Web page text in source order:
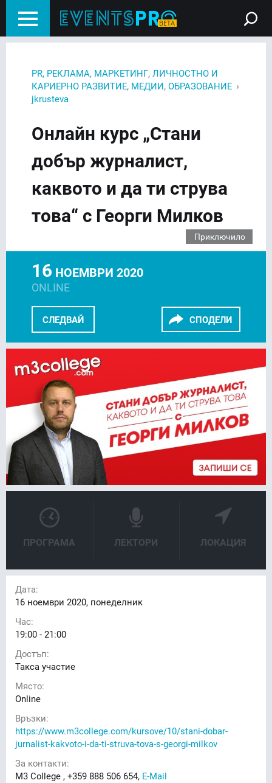
PR, РЕКЛАМА, МАРКЕТИНГ, ЛИЧНОСТНО И
КАРИЕРНО РАЗВИТИЕ, МЕДИИ, ОБРАЗОВАНИЕ ›
jkrusteva
Онлайн курс „Стани
добър журналист,
каквото и да ти струва
това“ с Георги Милков
Приключило
СЛЕДВАЙ СПОДЕЛИ
16 НОЕМВРИ 2020
ONLINE
ПРОГРАМА ЛЕКТОРИ ЛОКАЦИЯ
Дата:
16 ноември 2020, понеделник
Час:
19:00 - 21:00
Достъп:
Такса участие
Място:
Online
Връзки:
https://www.m3college.com/kursove/10/stani-dobar-
jurnalist-kakvoto-i-da-ti-struva-tova-s-georgi-milkov
За контакти:
M3 College , +359 888 506 654, E-Mail